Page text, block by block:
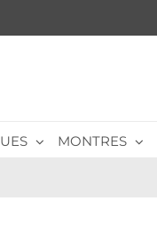
MONTRES